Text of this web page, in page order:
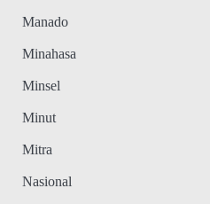
Manado
Minahasa
Minsel
Minut
Mitra
Nasional